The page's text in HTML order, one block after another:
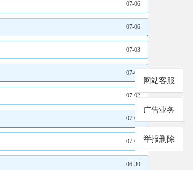
07-06
07-06
07-03
07-02
07-02
07-02
07-01
06-30
网站客服
广告业务
举报删除